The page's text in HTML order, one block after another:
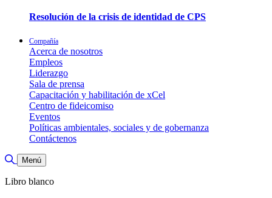
Resolución de la crisis de identidad de CPS
Compañía
Acerca de nosotros
Empleos
Liderazgo
Sala de prensa
Capacitación y habilitación de xCel
Centro de fideicomiso
Eventos
Políticas ambientales, sociales y de gobernanza
Contáctenos
Alternar búsqueda
Menú
Libro blanco